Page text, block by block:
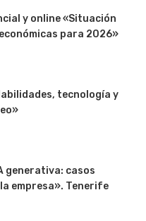
y online «Situación
para 2026»
tecnología y
generativa: casos
empresa». Tenerife